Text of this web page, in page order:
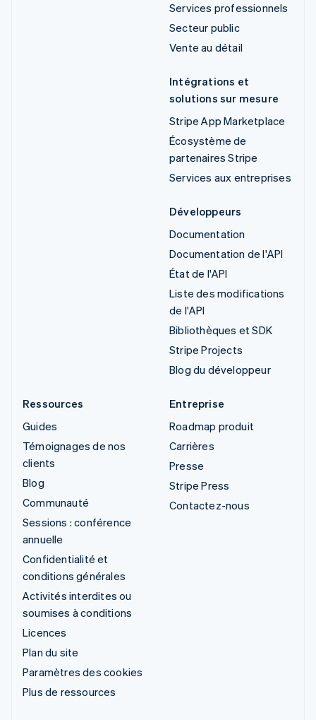
Services professionnels
Secteur public
Vente au détail
Intégrations et
solutions sur mesure
Stripe App Marketplace
Écosystème de
partenaires Stripe
Services aux entreprises
Développeurs
Documentation
Documentation de l'API
État de l'API
Liste des modifications
de l'API
Bibliothèques et SDK
Stripe Projects
Blog du développeur
Ressources
Guides
Témoignages de nos
clients
Blog
Communauté
Sessions : conférence
annuelle
Confidentialité et
conditions générales
Activités interdites ou
soumises à conditions
Licences
Plan du site
Paramètres des cookies
Plus de ressources
Entreprise
Roadmap produit
Carrières
Presse
Stripe Press
Contactez-nous